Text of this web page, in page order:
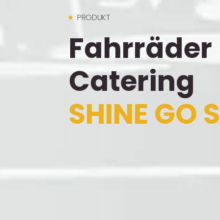
PRODUKT
Fahrräder
Catering
SHINE GO